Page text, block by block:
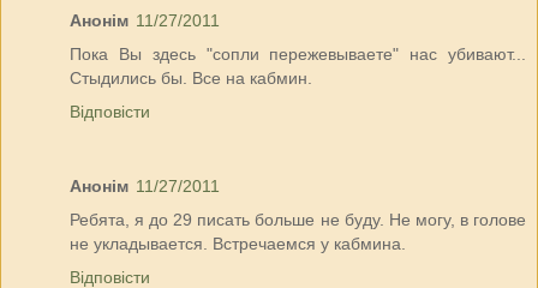
Анонім 11/27/2011
Пока Вы здесь "сопли пережевываете" нас убивают...
Стыдились бы. Все на кабмин.
Відповісти
Анонім 11/27/2011
Ребята, я до 29 писать больше не буду. Не могу, в голове
не укладывается. Встречаемся у кабмина.
Відповісти